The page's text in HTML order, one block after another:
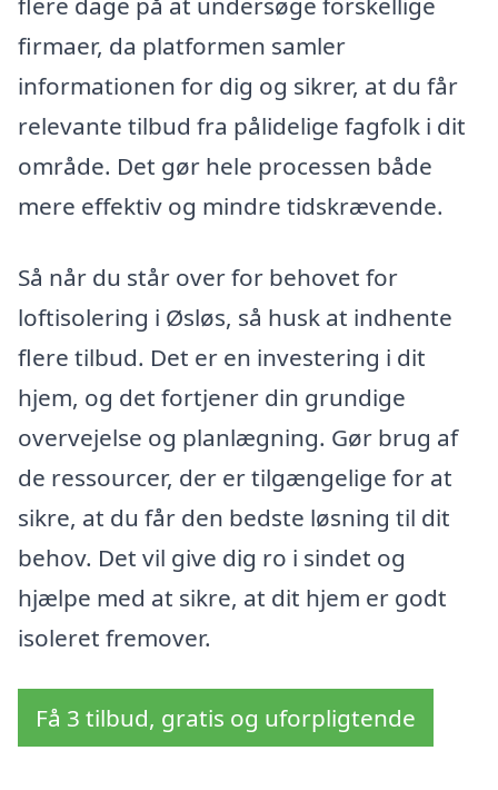
firmaer, da platformen samler
informationen for dig og sikrer, at du får
relevante tilbud fra pålidelige fagfolk i dit
område. Det gør hele processen både
mere effektiv og mindre tidskrævende.
Så når du står over for behovet for
loftisolering i Øsløs, så husk at indhente
flere tilbud. Det er en investering i dit
hjem, og det fortjener din grundige
overvejelse og planlægning. Gør brug af
de ressourcer, der er tilgængelige for at
sikre, at du får den bedste løsning til dit
behov. Det vil give dig ro i sindet og
hjælpe med at sikre, at dit hjem er godt
isoleret fremover.
Få 3 tilbud, gratis og uforpligtende